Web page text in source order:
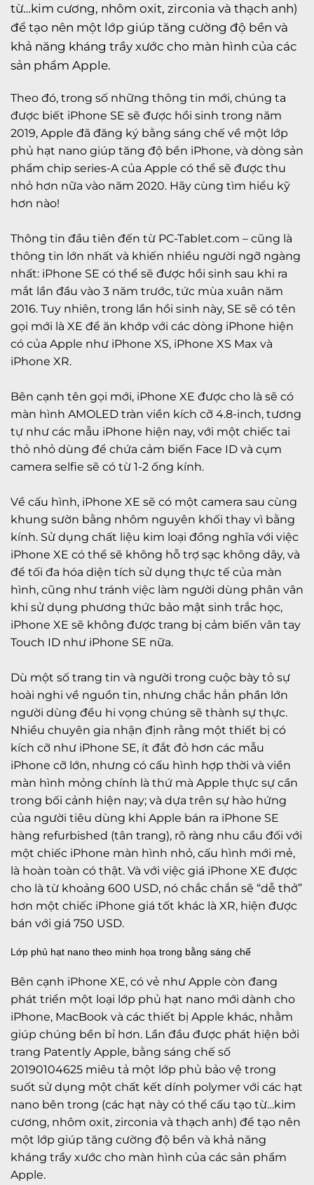
từ…kim cương, nhôm oxit, zirconia và thạch anh)
để tạo nên một lớp giúp tăng cường độ bền và
khả năng kháng trầy xước cho màn hình của các
sản phẩm Apple.
Theo đó, trong số những thông tin mới, chúng ta
được biết iPhone SE sẽ được hồi sinh trong năm
2019, Apple đã đăng ký bằng sáng chế về một lớp
phủ hạt nano giúp tăng độ bền iPhone, và dòng sản
phẩm chip series-A của Apple có thể sẽ được thu
nhỏ hơn nữa vào năm 2020. Hãy cùng tìm hiểu kỹ
hơn nào!
Thông tin đầu tiên đến từ PC-Tablet.com – cũng là
thông tin lớn nhất và khiến nhiều người ngỡ ngàng
nhất: iPhone SE có thể sẽ được hồi sinh sau khi ra
mắt lần đầu vào 3 năm trước, tức mùa xuân năm
2016. Tuy nhiên, trong lần hồi sinh này, SE sẽ có tên
gọi mới là XE để ăn khớp với các dòng iPhone hiện
có của Apple như iPhone XS, iPhone XS Max và
iPhone XR.
Bên cạnh tên gọi mới, iPhone XE được cho là sẽ có
màn hình AMOLED tràn viền kích cỡ 4.8-inch, tương
tự như các mẫu iPhone hiện nay, với một chiếc tai
thỏ nhỏ dùng để chứa cảm biến Face ID và cụm
camera selfie sẽ có từ 1-2 ống kính.
Về cấu hình, iPhone XE sẽ có một camera sau cùng
khung sườn bằng nhôm nguyên khối thay vì bằng
kính. Sử dụng chất liệu kim loại đồng nghĩa với việc
iPhone XE có thể sẽ không hỗ trợ sạc không dây, và
để tối đa hóa diện tích sử dụng thực tế của màn
hình, cũng như tránh việc làm người dùng phân vân
khi sử dụng phương thức bảo mật sinh trắc học,
iPhone XE sẽ không được trang bị cảm biến vân tay
Touch ID như iPhone SE nữa.
Dù một số trang tin và người trong cuộc bày tỏ sự
hoài nghi về nguồn tin, nhưng chắc hẳn phần lớn
người dùng đều hi vọng chúng sẽ thành sự thực.
Nhiều chuyên gia nhận định rằng một thiết bị có
kích cỡ như iPhone SE, ít đắt đỏ hơn các mẫu
iPhone cỡ lớn, nhưng có cấu hình hợp thời và viền
màn hình mỏng chính là thứ mà Apple thực sự cần
trong bối cảnh hiện nay; và dựa trên sự hào hứng
của người tiêu dùng khi Apple bán ra iPhone SE
hàng refurbished (tân trang), rõ ràng nhu cầu đối với
một chiếc iPhone màn hình nhỏ, cấu hình mới mẻ,
là hoàn toàn có thật. Và với việc giá iPhone XE được
cho là từ khoảng 600 USD, nó chắc chắn sẽ “dễ thở”
hơn một chiếc iPhone giá tốt khác là XR, hiện được
bán với giá 750 USD.
Lớp phủ hạt nano theo minh họa trong bằng sáng chế
Bên cạnh iPhone XE, có vẻ như Apple còn đang
phát triển một loại lớp phủ hạt nano mới dành cho
iPhone, MacBook và các thiết bị Apple khác, nhằm
giúp chúng bền bỉ hơn. Lần đầu được phát hiện bởi
trang Patently Apple, bằng sáng chế số
20190104625 miêu tả một lớp phủ bảo vệ trong
suốt sử dụng một chất kết dính polymer với các hạt
nano bên trong (các hạt này có thể cấu tạo từ…kim
cương, nhôm oxit, zirconia và thạch anh) để tạo nên
một lớp giúp tăng cường độ bền và khả năng
kháng trầy xước cho màn hình của các sản phẩm
Apple.